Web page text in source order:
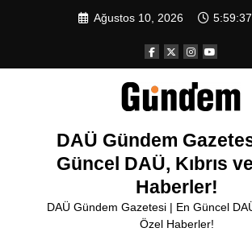
Ağustos 10, 2026
DAÜ Gündem
Güncel DAÜ, Kıbrıs
Haberler!
DAÜ Gündem Gazetesi | En Güncel
Özel Haberler!